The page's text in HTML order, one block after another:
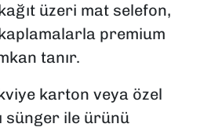
üzeri mat selefon,
premium
tanır.
karton veya özel
sünger ile ürünü